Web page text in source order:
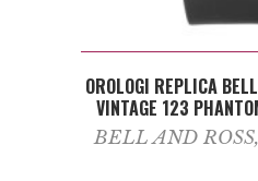
ADD TO
OROLOGI REPLICA
VINTAGE 123
BELL AND ROSS,